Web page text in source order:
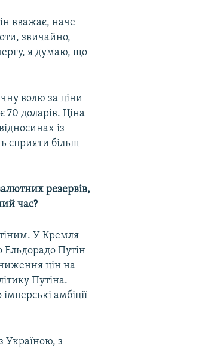
вважає, наче
звичайно,
я думаю, що
волю за ціни
70 доларів. Ціна
із
сприяти більш
резервів,
час?
У Кремля
Ельдорадо Путін
цін на
Путіна.
амбіції
Україною, з